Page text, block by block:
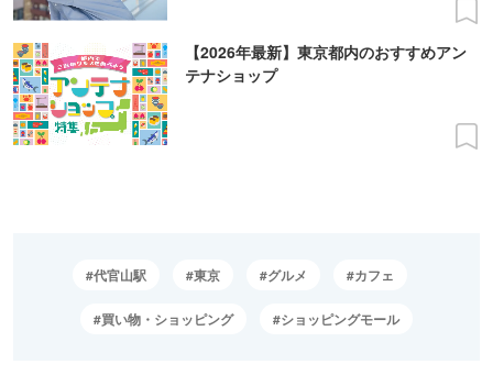
【2026年最新】東京都内のおすすめアン
テナショップ
代官山駅 東京 グルメ カフェ
買い物・ショッピング ショッピングモール